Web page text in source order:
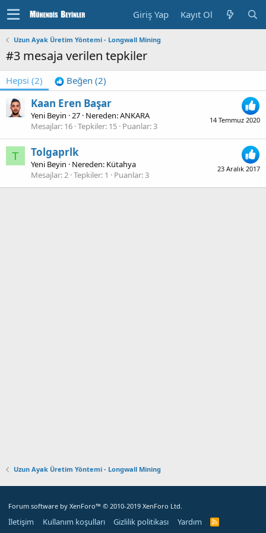
Giriş Yap Kayıt Ol
Uzun Ayak Üretim Yöntemi - Longwall Mining
#3 mesaja verilen tepkiler
Hepsi (2) Beğen (2)
14 Temmuz 2020
Kaan Eren Başar
Yeni Beyin ·27 · Nereden:ANKARA
Mesajlar 16 Tepkiler 15 Puanlar 3
T
23 Aralık 2017
Tolgaprlk
Yeni Beyin · Nereden: Kütahya
Mesajlar 2 Tepkiler 1 Puanlar 3
Uzun Ayak Üretim Yöntemi - Longwall Mining
Forum software by XenForo™ © 2010-2019 XenForo Ltd.
İletişim Kullanım koşulları Gizlilik politikası Yardım
R